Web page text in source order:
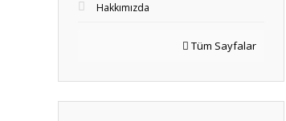
Hakkımızda
Tüm Sayfalar